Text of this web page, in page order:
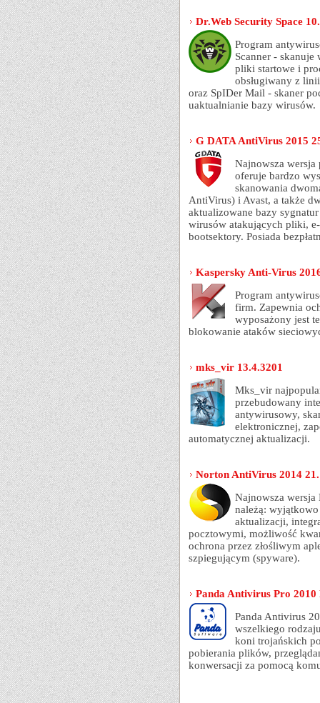
Dr.Web Security Space
Program
Scanner -
pliki startowe i
obsługiwany z
oraz SpIDer Mail - skaner
uaktualnianie bazy wirusów.
G DATA AntiVirus 2015
Najnowsza
oferuje bardzo
skanowania
AntiVirus) i Avast, a także
aktualizowane bazy
wirusów atakujących pliki,
bootsektory. Posiada
Kaspersky Anti-Virus
Program
firm. Zapewnia
wyposażony jest
blokowanie ataków
mks_vir 13.4.3201
Mks_vir
przebudowany
antywirusowy,
elektronicznej,
automatycznej aktualizacji.
Norton AntiVirus 2014
Najnowsza
należą:
aktualizacji,
pocztowymi, możliwość
ochrona przez złośliwym
szpiegującym (spyware).
Panda Antivirus Pro 2010
Panda Antivirus
wszelkiego
koni trojańskich
pobierania plików,
konwersacji za pomocą